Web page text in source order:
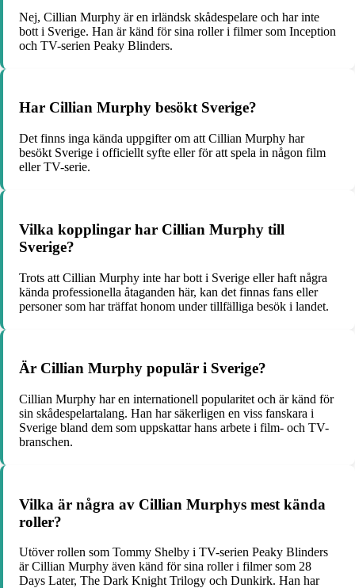
Nej, Cillian Murphy är en irländsk skådespelare och har inte
bott i Sverige. Han är känd för sina roller i filmer som Inception
och TV-serien Peaky Blinders.
Har Cillian Murphy besökt Sverige?
Det finns inga kända uppgifter om att Cillian Murphy har
besökt Sverige i officiellt syfte eller för att spela in någon film
eller TV-serie.
Vilka kopplingar har Cillian Murphy till
Sverige?
Trots att Cillian Murphy inte har bott i Sverige eller haft några
kända professionella åtaganden här, kan det finnas fans eller
personer som har träffat honom under tillfälliga besök i landet.
Är Cillian Murphy populär i Sverige?
Cillian Murphy har en internationell popularitet och är känd för
sin skådespelartalang. Han har säkerligen en viss fanskara i
Sverige bland dem som uppskattar hans arbete i film- och TV-
branschen.
Vilka är några av Cillian Murphys mest kända
roller?
Utöver rollen som Tommy Shelby i TV-serien Peaky Blinders
är Cillian Murphy även känd för sina roller i filmer som 28
Days Later, The Dark Knight Trilogy och Dunkirk. Han har